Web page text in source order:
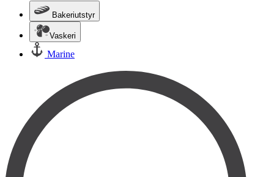
Bakeriutstyr
Vaskeri
Marine